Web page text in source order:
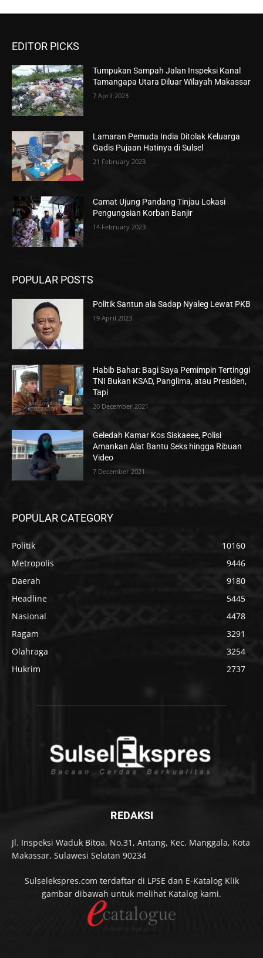
EDITOR PICKS
Tumpukan Sampah Jalan Inspeksi Kanal
Tamangapa Utara Diluar Wilayah Makassar
7 April 2023
Lamaran Pemuda India Ditolak Keluarga
Gadis Pujaan Hatinya di Sulsel
21 February 2023
Camat Ujung Pandang Tinjau Lokasi
Pengungsian Korban Banjir
14 February 2023
POPULAR POSTS
Politik Santun ala Sadap Nyaleg Lewat PKB
19 April 2023
Habib Bahar: Bagi Saya Pemimpin Tertinggi
TNI Bukan KSAD, Panglima, atau Presiden,
Tapi
20 December 2021
Geledah Kamar Kos Siskaeee, Polisi
Amankan Alat Bantu Seks hingga Ribuan
Video
7 December 2021
POPULAR CATEGORY
Politik
10160
Metropolis
9446
Daerah
9180
Headline
5445
Nasional
4478
Ragam
3291
Olahraga
3254
Hukrim
2737
REDAKSI
Jl. Inspeksi Waduk Bitoa, No.31, Antang, Kec. Manggala, Kota
Makassar, Sulawesi Selatan 90234
Sulselekspres.com terdaftar di LPSE dan E-Katalog Klik
gambar dibawah untuk melihat Katalog kami.